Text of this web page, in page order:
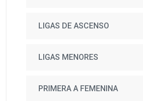
LIGAS DE ASCENSO
LIGAS MENORES
PRIMERA A FEMENINA